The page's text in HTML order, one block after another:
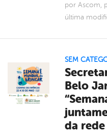
por Ascom,
última
SEM
Belo
da